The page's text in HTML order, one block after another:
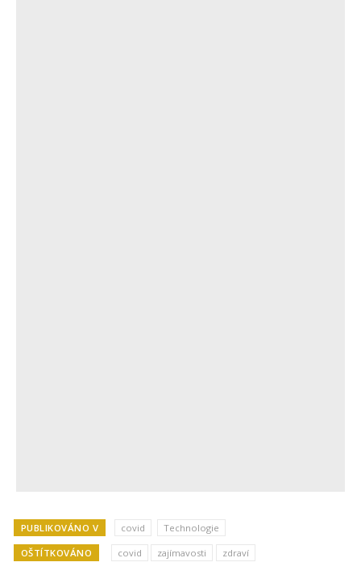
PUBLIKOVÁNO V covid Technologie
OŠTÍTKOVÁNO covid zajímavosti zdraví